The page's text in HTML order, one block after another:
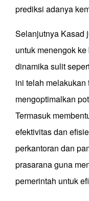
prediksi adanya
Selanjutnya Kasad
untuk menengok
dinamika sulit
ini telah
mengoptimalkan
Termasuk
efektivitas dan
perkantoran dan
prasarana guna
pemerintah untuk